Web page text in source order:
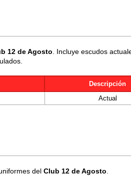
12 de Agosto . Incluye escudos
Descripción
Actual
del Club 12 de Agosto.